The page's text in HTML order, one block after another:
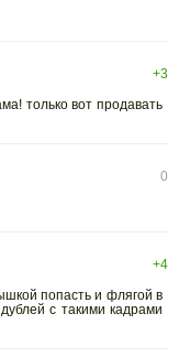
+3
только вот продавать
0
+4
попасть и флягой в
с такими кадрами